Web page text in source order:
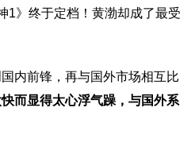
内前锋，再与国外市场相互比
而显得太心浮气躁，与国外系